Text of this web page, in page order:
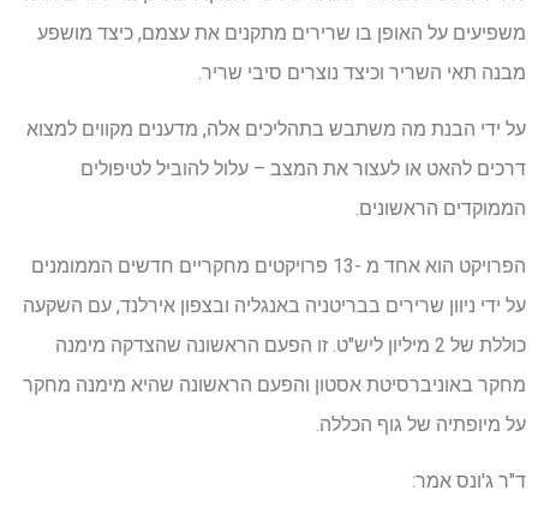
משפיעים על האופן בו שרירים מתקנים את עצמם, כיצד מושפע
מבנה תאי השריר וכיצד נוצרים סיבי שריר.
על ידי הבנת מה משתבש בתהליכים אלה, מדענים מקווים למצוא
דרכים להאט או לעצור את המצב – עלול להוביל לטיפולים
הממוקדים הראשונים.
הפרויקט הוא אחד מ -13 פרויקטים מחקריים חדשים הממומנים
על ידי ניוון שרירים בבריטניה באנגליה ובצפון אירלנד, עם השקעה
כוללת של 2 מיליון ליש"ט. זו הפעם הראשונה שהצדקה מימנה
מחקר באוניברסיטת אסטון והפעם הראשונה שהיא מימנה מחקר
על מיופתיה של גוף הכללה.
ד"ר ג'ונס אמר: